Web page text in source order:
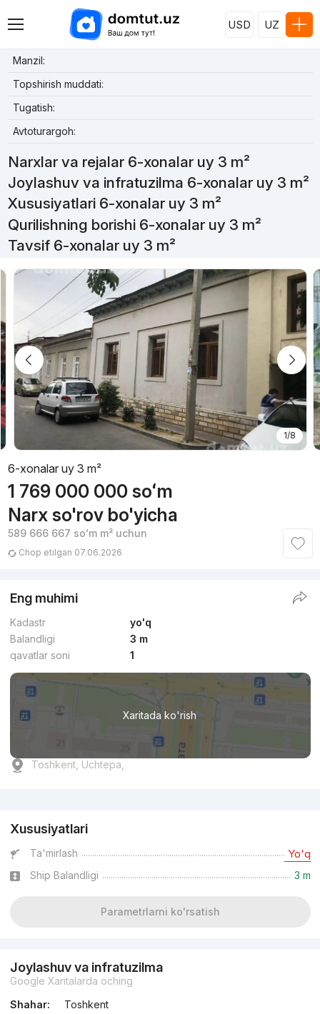
USD UZ
Manzil:
Topshirish muddati:
Tugatish:
Avtoturargoh:
Narxlar va rejalar 6-xonalar uy 3 m²
Joylashuv va infratuzilma 6-xonalar uy 3 m²
Xususiyatlari 6-xonalar uy 3 m²
Qurilishning borishi 6-xonalar uy 3 m²
Tavsif 6-xonalar uy 3 m²
1/8
6-xonalar uy 3 m²
1 769 000 000 soʻm
Narx so'rov bo'yicha
589 666 667 soʻmm² uchun
Chop etilgan 07.06.2026
Eng muhimi
Kadastr
yo'q
Balandligi
3 m
qavatlar soni
1
Xaritada ko'rish
Toshkent, Uchtepa,
Xususiyatlari
Ta'mirlash Yo'q
Ship Balandligi 3 m
Parametrlarni ko'rsatish
Joylashuv va infratuzilma
Google Xaritalarda oching
Shahar:
Toshkent